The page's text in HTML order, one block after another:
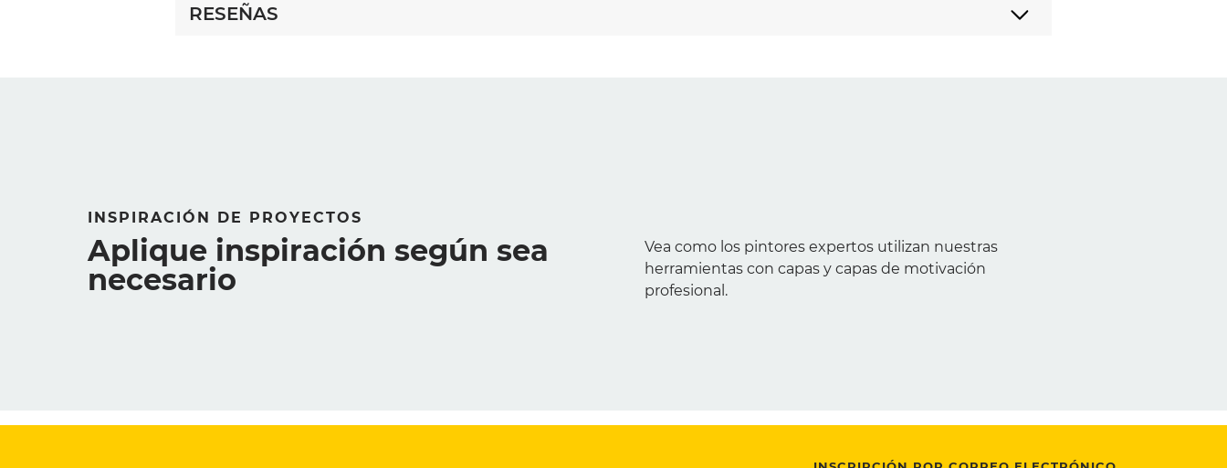
RESEÑAS
INSPIRACIÓN DE PROYECTOS
Aplique inspiración según sea
necesario
Vea como los pintores expertos utilizan nuestras
herramientas con capas y capas de motivación
profesional.